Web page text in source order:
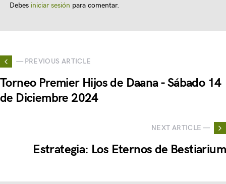
Debes iniciar sesión para comentar.
— PREVIOUS ARTICLE
Torneo Premier Hijos de Daana - Sábado 14
de Diciembre 2024
NEXT ARTICLE —
Estrategia: Los Eternos de Bestiarium